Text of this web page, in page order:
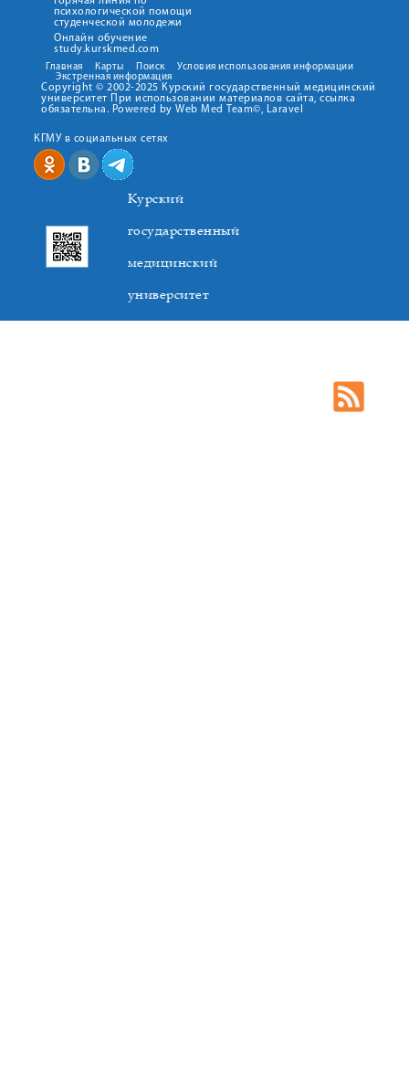
психологической помощи
студенческой молодежи
Онлайн обучение
study.kurskmed.com
Главная Карты Поиск
Условия использования информации
Экстренная информация
Copyright © 2002-2025 Курский государственный медицинский
университет При использовании материалов сайта, ссылка
обязательна. Powered by Web Med Team©, Laravel
КГМУ в социальных сетях
Курский
государственный
медицинский
университет